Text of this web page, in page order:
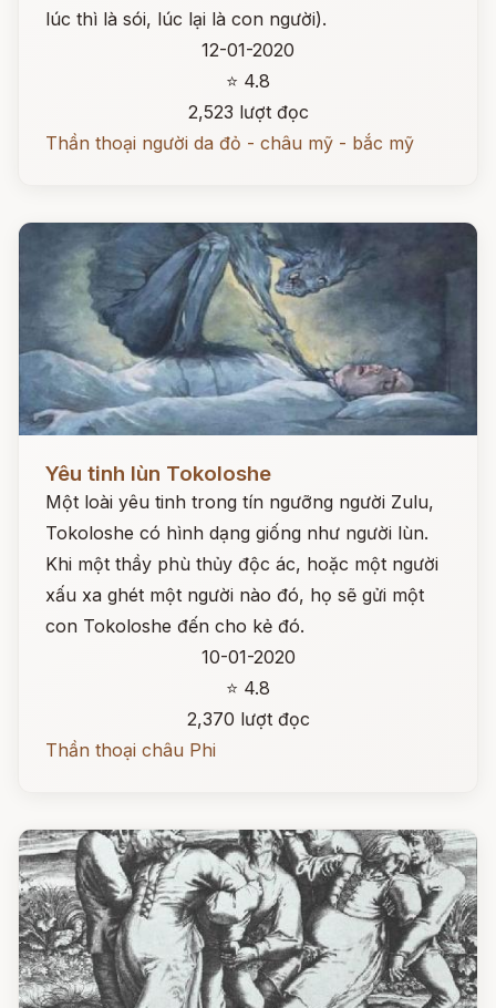
lúc thì là sói, lúc lại là con người).
12-01-2020
⭐ 4.8
2,523 lượt đọc
Thần thoại người da đỏ - châu mỹ - bắc mỹ
Yêu tinh lùn Tokoloshe
Một loài yêu tinh trong tín ngưỡng người Zulu,
Tokoloshe có hình dạng giống như người lùn.
Khi một thầy phù thủy độc ác, hoặc một người
xấu xa ghét một người nào đó, họ sẽ gửi một
con Tokoloshe đến cho kẻ đó.
10-01-2020
⭐ 4.8
2,370 lượt đọc
Thần thoại châu Phi